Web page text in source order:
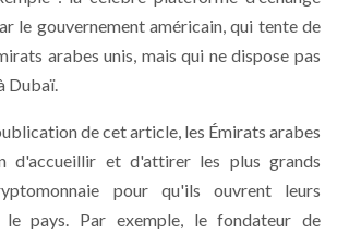
le gouvernement américain, qui tente de
arabes unis, mais qui ne dispose pas
Dubaï.
de cet article, les Émirats arabes
d'accueillir et d'attirer les plus grands
pour qu'ils ouvrent leurs
le pays. Par exemple, le fondateur de